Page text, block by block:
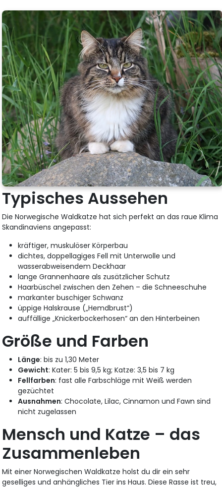
Typisches Aussehen
Die Norwegische Waldkatze hat sich perfekt an das raue Klima
Skandinaviens angepasst:
kräftiger, muskulöser Körperbau
dichtes, doppellagiges Fell mit Unterwolle und
wasserabweisendem Deckhaar
lange Grannenhaare als zusätzlicher Schutz
Haarbüschel zwischen den Zehen – die Schneeschuhe
markanter buschiger Schwanz
üppige Halskrause („Hemdbrust“)
auffällige „Knickerbockerhosen“ an den Hinterbeinen
Größe und Farben
Länge: bis zu 1,30 Meter
Gewicht: Kater: 5 bis 9,5 kg; Katze: 3,5 bis 7 kg
Fellfarben: fast alle Farbschläge mit Weiß werden
gezüchtet
Ausnahmen: Chocolate, Lilac, Cinnamon und Fawn sind
nicht zugelassen
Mensch und Katze – das
Zusammenleben
Mit einer Norwegischen Waldkatze holst du dir ein sehr
geselliges und anhängliches Tier ins Haus. Diese Rasse ist treu,